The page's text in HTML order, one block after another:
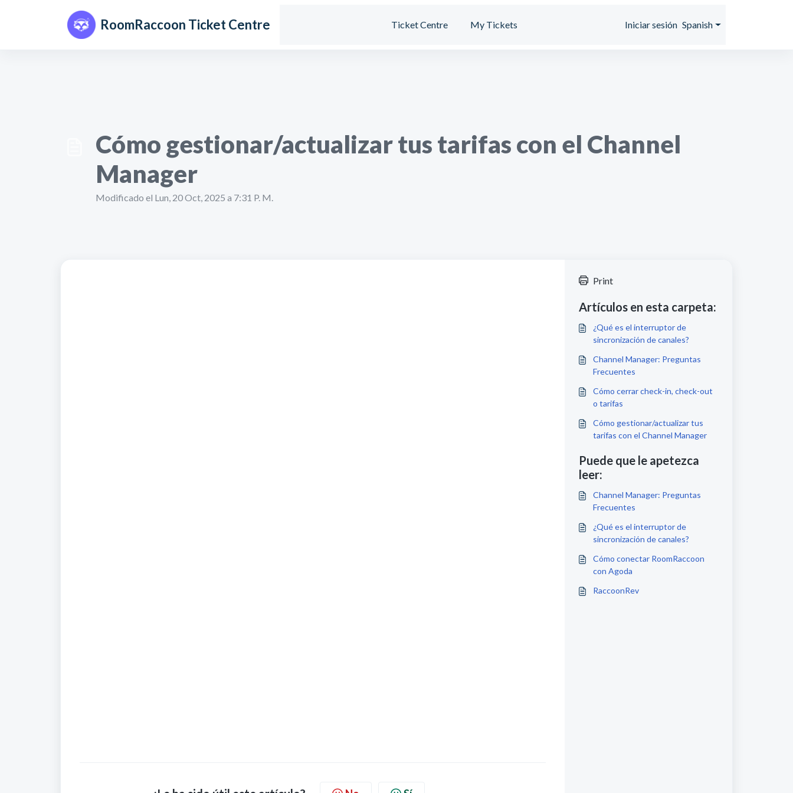
RoomRaccoon Ticket Centre Ticket Centre My Tickets Iniciar sesión Spanish
Cómo gestionar/actualizar tus tarifas con el Channel
Manager
Modificado el Lun, 20 Oct, 2025 a 7:31 P. M.
Print
Artículos en esta carpeta:
¿Qué es el interruptor de
sincronización de canales?
Channel Manager: Preguntas
Frecuentes
Cómo cerrar check-in, check-out
o tarifas
Cómo gestionar/actualizar tus
tarifas con el Channel Manager
Puede que le apetezca
leer:
Channel Manager: Preguntas
Frecuentes
¿Qué es el interruptor de
sincronización de canales?
Cómo conectar RoomRaccoon
con Agoda
RaccoonRev